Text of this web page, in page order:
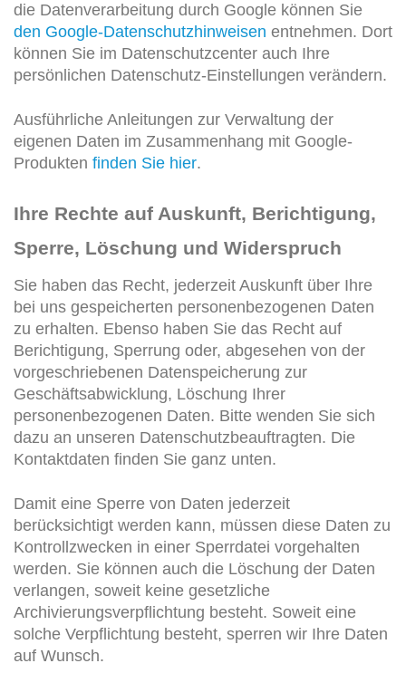
die Datenverarbeitung durch Google können Sie
den Google-Datenschutzhinweisen entnehmen. Dort
können Sie im Datenschutzcenter auch Ihre
persönlichen Datenschutz-Einstellungen verändern.
Ausführliche Anleitungen zur Verwaltung der
eigenen Daten im Zusammenhang mit Google-
Produkten finden Sie hier.
Ihre Rechte auf Auskunft, Berichtigung,
Sperre, Löschung und Widerspruch
Sie haben das Recht, jederzeit Auskunft über Ihre
bei uns gespeicherten personenbezogenen Daten
zu erhalten. Ebenso haben Sie das Recht auf
Berichtigung, Sperrung oder, abgesehen von der
vorgeschriebenen Datenspeicherung zur
Geschäftsabwicklung, Löschung Ihrer
personenbezogenen Daten. Bitte wenden Sie sich
dazu an unseren Datenschutzbeauftragten. Die
Kontaktdaten finden Sie ganz unten.
Damit eine Sperre von Daten jederzeit
berücksichtigt werden kann, müssen diese Daten zu
Kontrollzwecken in einer Sperrdatei vorgehalten
werden. Sie können auch die Löschung der Daten
verlangen, soweit keine gesetzliche
Archivierungsverpflichtung besteht. Soweit eine
solche Verpflichtung besteht, sperren wir Ihre Daten
auf Wunsch.